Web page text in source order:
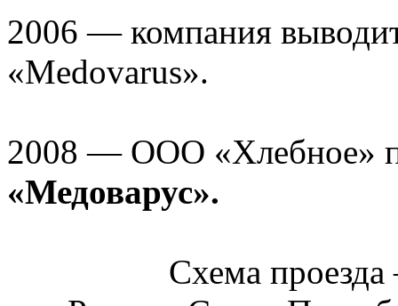
2006 — компания
«Medovarus».
2008 — ООО «Хлебное»
«Медоварус».
Схема